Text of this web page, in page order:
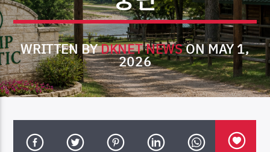
CURRENT TRACK
TITLE
WRITTEN BYDKNET NEWSON MAY 1,
2026